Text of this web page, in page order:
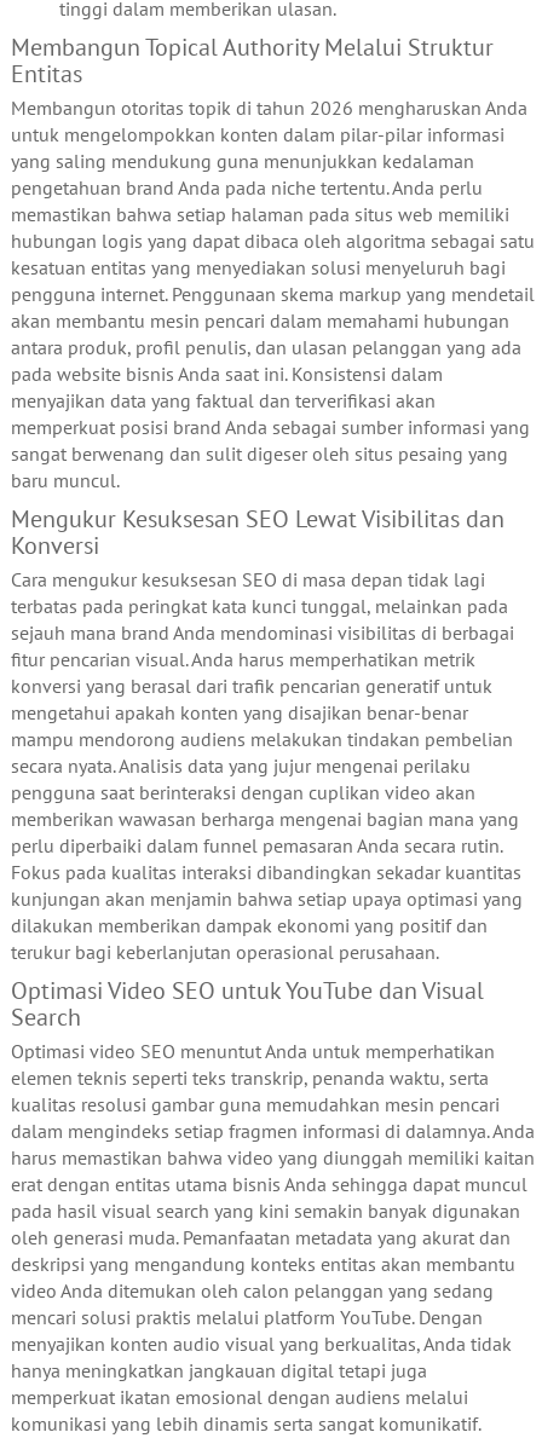
tinggi dalam memberikan ulasan.
Membangun Topical Authority Melalui Struktur
Entitas
Membangun otoritas topik di tahun 2026 mengharuskan Anda
untuk mengelompokkan konten dalam pilar-pilar informasi
yang saling mendukung guna menunjukkan kedalaman
pengetahuan brand Anda pada niche tertentu. Anda perlu
memastikan bahwa setiap halaman pada situs web memiliki
hubungan logis yang dapat dibaca oleh algoritma sebagai satu
kesatuan entitas yang menyediakan solusi menyeluruh bagi
pengguna internet. Penggunaan skema markup yang mendetail
akan membantu mesin pencari dalam memahami hubungan
antara produk, profil penulis, dan ulasan pelanggan yang ada
pada website bisnis Anda saat ini. Konsistensi dalam
menyajikan data yang faktual dan terverifikasi akan
memperkuat posisi brand Anda sebagai sumber informasi yang
sangat berwenang dan sulit digeser oleh situs pesaing yang
baru muncul.
Mengukur Kesuksesan SEO Lewat Visibilitas dan
Konversi
Cara mengukur kesuksesan SEO di masa depan tidak lagi
terbatas pada peringkat kata kunci tunggal, melainkan pada
sejauh mana brand Anda mendominasi visibilitas di berbagai
fitur pencarian visual. Anda harus memperhatikan metrik
konversi yang berasal dari trafik pencarian generatif untuk
mengetahui apakah konten yang disajikan benar-benar
mampu mendorong audiens melakukan tindakan pembelian
secara nyata. Analisis data yang jujur mengenai perilaku
pengguna saat berinteraksi dengan cuplikan video akan
memberikan wawasan berharga mengenai bagian mana yang
perlu diperbaiki dalam funnel pemasaran Anda secara rutin.
Fokus pada kualitas interaksi dibandingkan sekadar kuantitas
kunjungan akan menjamin bahwa setiap upaya optimasi yang
dilakukan memberikan dampak ekonomi yang positif dan
terukur bagi keberlanjutan operasional perusahaan.
Optimasi Video SEO untuk YouTube dan Visual
Search
Optimasi video SEO menuntut Anda untuk memperhatikan
elemen teknis seperti teks transkrip, penanda waktu, serta
kualitas resolusi gambar guna memudahkan mesin pencari
dalam mengindeks setiap fragmen informasi di dalamnya. Anda
harus memastikan bahwa video yang diunggah memiliki kaitan
erat dengan entitas utama bisnis Anda sehingga dapat muncul
pada hasil visual search yang kini semakin banyak digunakan
oleh generasi muda. Pemanfaatan metadata yang akurat dan
deskripsi yang mengandung konteks entitas akan membantu
video Anda ditemukan oleh calon pelanggan yang sedang
mencari solusi praktis melalui platform YouTube. Dengan
menyajikan konten audio visual yang berkualitas, Anda tidak
hanya meningkatkan jangkauan digital tetapi juga
memperkuat ikatan emosional dengan audiens melalui
komunikasi yang lebih dinamis serta sangat komunikatif.